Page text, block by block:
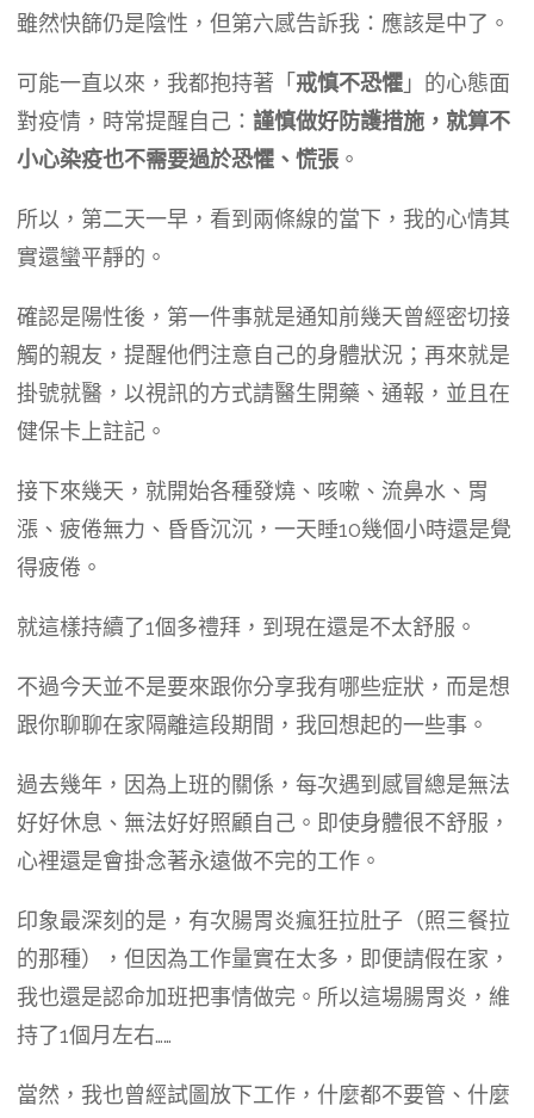
雖然快篩仍是陰性，但第六感告訴我：應該是中了。
可能一直以來，我都抱持著「戒慎不恐懼」的心態面
對疫情，時常提醒自己： 謹慎做好防護措施，就算不
小心染疫也不需要過於恐懼、慌張。
所以，第二天一早，看到兩條線的當下，我的心情其
實還蠻平靜的。
確認是陽性後，第一件事就是通知前幾天曾經密切接
觸的親友，提醒他們注意自己的身體狀況；再來就是
掛號就醫，以視訊的方式請醫生開藥、通報，並且在
健保卡上註記。
接下來幾天，就開始各種發燒、咳嗽、流鼻水、胃
漲、疲倦無力、昏昏沉沉，一天睡10幾個小時還是覺
得疲倦。
就這樣持續了1個多禮拜，到現在還是不太舒服。
不過今天並不是要來跟你分享我有哪些症狀，而是想
跟你聊聊在家隔離這段期間，我回想起的一些事。
過去幾年，因為上班的關係，每次遇到感冒總是無法
好好休息、無法好好照顧自己。即使身體很不舒服，
心裡還是會掛念著永遠做不完的工作。
印象最深刻的是，有次腸胃炎瘋狂拉肚子（照三餐拉
的那種），但因為工作量實在太多，即便請假在家，
我也還是認命加班把事情做完。所以這場腸胃炎，維
持了1個月左右……
​當然，我也曾經試圖放下工作，什麼都不要管、什麼